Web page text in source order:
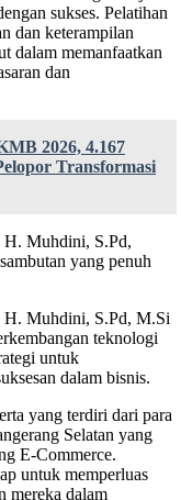
sukses. Pelatihan
dan keterampilan
dalam memanfaatkan
dan
2026, 4.167
Transformasi
H. Muhdini, S.Pd,
yang penuh
H. Muhdini, S.Pd, M.Si
teknologi
untuk
dalam bisnis.
yang terdiri dari para
Selatan yang
E-Commerce.
untuk memperluas
mereka dalam